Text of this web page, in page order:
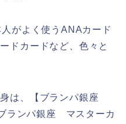
がよく使うANAカード
ドカードなど、色々と
は、【ブランパ銀座
ランパ銀座 マスターカ